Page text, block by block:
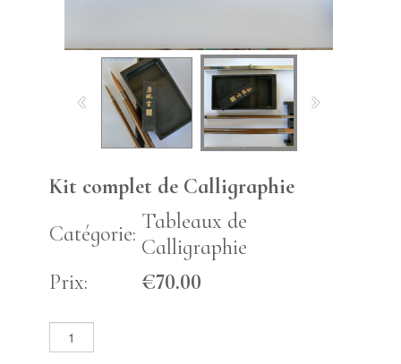
Kit complet de Calligraphie
Catégorie: Tableaux de
Calligraphie
Prix:
€70.00